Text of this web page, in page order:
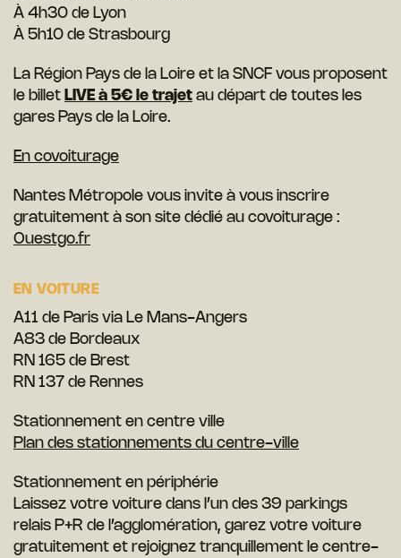
À 4h30 de Lyon
À 5h10 de Strasbourg
La Région Pays de la Loire et la SNCF vous proposent
le billet LIVE à 5€ le trajet au départ de toutes les
gares Pays de la Loire.
En covoiturage
Nantes Métropole vous invite à vous inscrire
gratuitement à son site dédié au covoiturage :
Ouestgo.fr
EN VOITURE
A11 de Paris via Le Mans-Angers
A83 de Bordeaux
RN 165 de Brest
RN 137 de Rennes
Stationnement en centre ville
Plan des stationnements du centre-ville
Stationnement en périphérie
Laissez votre voiture dans l’un des 39 parkings
relais P+R de l’agglomération, garez votre voiture
gratuitement et rejoignez tranquillement le centre-